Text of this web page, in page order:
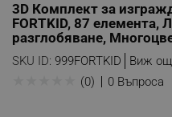
3D Комплект за
FORTKID, 87 елемента,
разглобяване,
SKU ID: 999FORTKID Виж
(0) 0 Въпроса